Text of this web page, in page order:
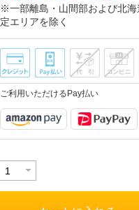
※一部離島・山間部および北
定エリアを除く
ご利用いただけるPay払い